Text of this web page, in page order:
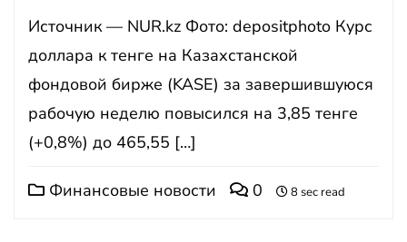
Источник — NUR.kz Фото: depositphoto Курс
доллара к тенге на Казахстанской
фондовой бирже (KASE) за завершившуюся
рабочую неделю повысился на 3,85 тенге
(+0,8%) до 465,55 […]
Финансовые новости 0 8 sec read